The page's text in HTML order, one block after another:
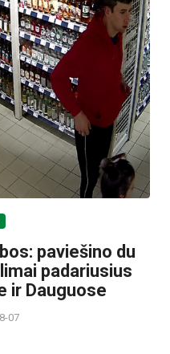
paviešino du
padariusius
ir Dauguose
07